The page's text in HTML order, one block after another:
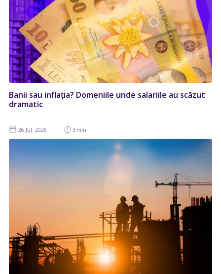
Banii sau inflația? Domeniile unde salariile au scăzut
dramatic
26 Jul. 2026 3 min